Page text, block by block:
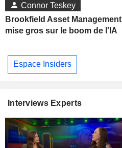
Connor Teskey
Brookfield Asset Management
mise gros sur le boom de l'IA
Espace Insiders
Interviews Experts